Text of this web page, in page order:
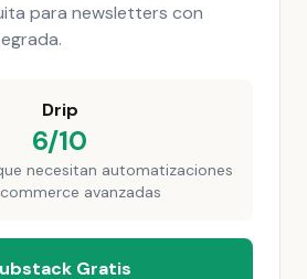
para newsletters con
Drip
6/10
necesitan automatizaciones
avanzadas
Gratis